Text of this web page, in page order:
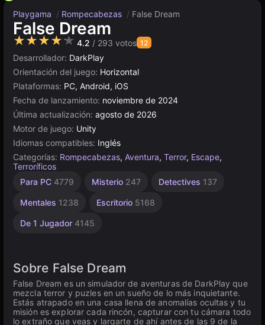
Playgama / Rompecabezas / False Dream
False Dream
★★★★★ 4.2 / 293 votos 12
Desarrollador: DarkPlay
Orientación del juego: Horizontal
Plataformas: PC, Android, iOS
Fecha de lanzamiento: noviembre de 2024
Última actualización: agosto de 2026
Motor de juego: Unity
Idiomas compatibles: Inglés
Categorías: Rompecabezas, Aventura, Terror, Escape,
Terroríficos
Para PC 4779 Misterio 247 Detectives 137
Mentales 1238 Escritorio 5168
De 1 Jugador 4145
Indie
Miedo
Alta
3569
Rusos
Browser
Unity
línea
Sobre False Dream
False Dream es un simulador de aventuras de DarkPlay que
mezcla terror y puzles en un sueño de lo más inquietante.
Estás atrapado en una casa llena de anomalías ocultas y tu
misión es explorar cada rincón, capturar con tu cámara todo
lo extraño que veas y largarte de ahí antes de las 9 de la